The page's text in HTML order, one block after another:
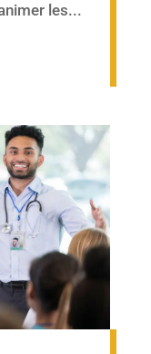
les...